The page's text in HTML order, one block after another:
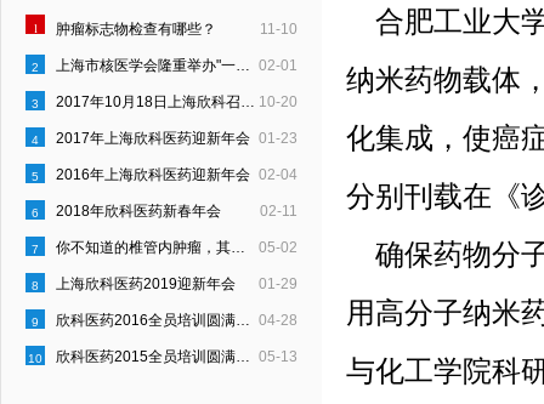
11-10
1 肿瘤标志物检查有哪些？
02-01
2 上海市核医学会隆重举办"一县一科"建设启动仪式
10-20
3 2017年10月18日上海欣科召开“员工行为约定”宣贯会
01-23
4 2017年上海欣科医药迎新年会
02-04
5 2016年上海欣科医药迎新年会
02-11
6 2018年欣科医药新春年会
05-02
7 你不知道的椎管内肿瘤，其实是这样的！
01-29
8 上海欣科医药2019迎新年会
04-28
9 欣科医药2016全员培训圆满结束
05-13
10 欣科医药2015全员培训圆满结束
合肥工业大
纳米药物载体
化集成，使癌
分别刊载在《
确保药物分
用高分子纳米
与化工学院科